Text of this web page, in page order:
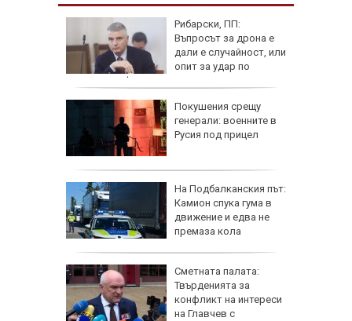
Рибарски, ПП:
Въпросът за дрона е
дали е случайност, или
опит за удар по
критична инфраструктура
Покушения срещу
генерали: военните в
Русия под прицел
На Подбалканския път:
Камион спука гума в
движение и едва не
премаза кола
Сметната палата:
Твърденията за
конфликт на интереси
на Главчев с